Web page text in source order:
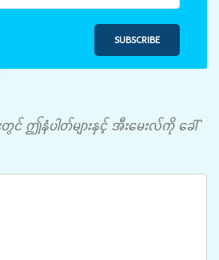
SUBSCRIBE
င် ဤနံပါတ်များနှင့် အီးမေးလ်ကို ခေါ်